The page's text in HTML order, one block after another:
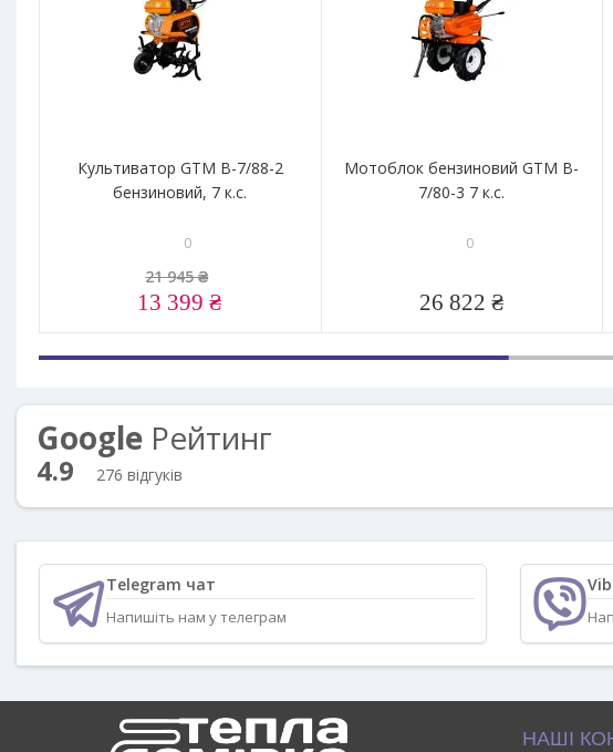
Культиватор GTM B-7/88-2
бензиновий, 7 к.с.
0
21 945 ₴
13 399 ₴
Мотоблок бензиновий GTM B-
7/80-3 7 к.с.
0
26 822 ₴
Google Рейтинг
4.9 276 відгуків
Telegram чат
Напишіть нам у телеграм
НАШІ